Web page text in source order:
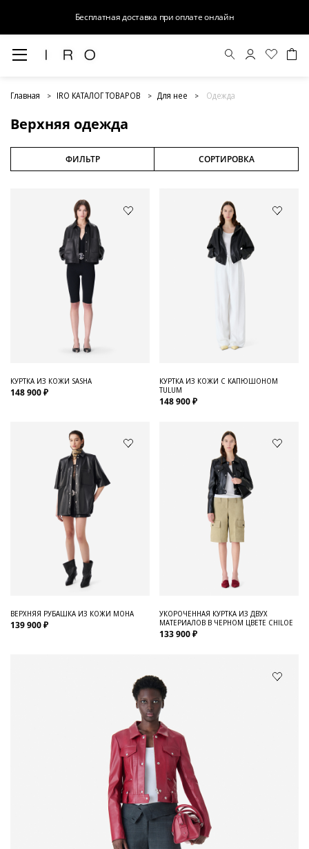
Бесплатная доставка при оплате онлайн
Главная IRO КАТАЛОГ ТОВАРОВ Для нее Одежда
Верхняя одежда
ФИЛЬТР СОРТИРОВКА
КУРТКА ИЗ КОЖИ SASHA
148 900 ₽
КУРТКА ИЗ КОЖИ С КАПЮШОНОМ
TULUM
148 900 ₽
ВЕРХНЯЯ РУБАШКА ИЗ КОЖИ MOHA
139 900 ₽
УКОРОЧЕННАЯ КУРТКА ИЗ ДВУХ
МАТЕРИАЛОВ В ЧЕРНОМ ЦВЕТЕ CHILOE
133 900 ₽